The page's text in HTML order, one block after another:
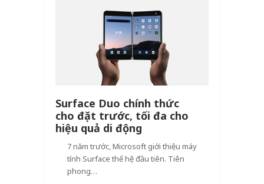
Surface Duo chính thức
cho đặt trước, tối đa cho
hiệu quả di động
7 năm trước, Microsoft giới thiệu máy
tính Surface thế hệ đầu tiên. Tiên
phong…